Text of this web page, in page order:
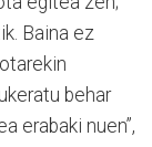
Baina ez
behar
erabaki nuen”,